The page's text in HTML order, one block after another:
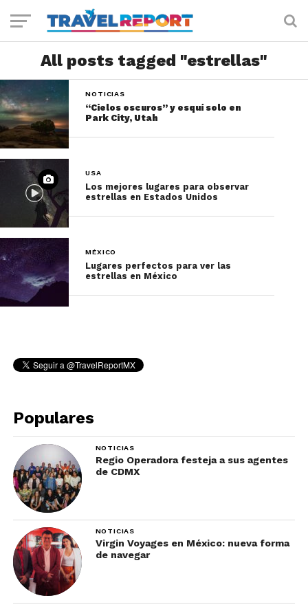
All posts tagged "estrellas"
NOTICIAS
“Cielos oscuros” y esquí solo en
Park City, Utah
USA
Los mejores lugares para observar
estrellas en Estados Unidos
MÉXICO
Lugares perfectos para ver las
estrellas en México
Populares
NOTICIAS
Regio Operadora festeja a sus agentes
de CDMX
NOTICIAS
Virgin Voyages en México: nueva forma
de navegar